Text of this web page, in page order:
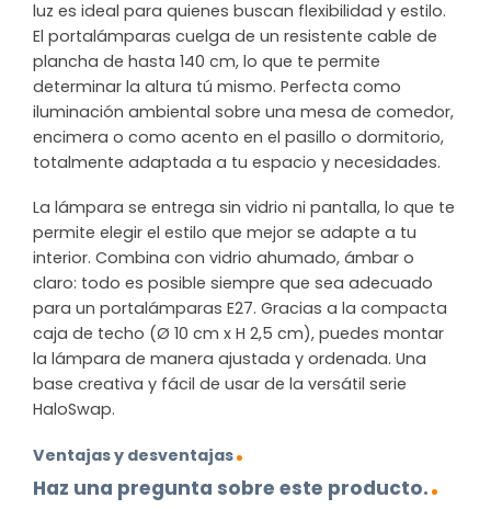
luz es ideal para quienes buscan flexibilidad y estilo.
El portalámparas cuelga de un resistente cable de
plancha de hasta 140 cm, lo que te permite
determinar la altura tú mismo. Perfecta como
iluminación ambiental sobre una mesa de comedor,
encimera o como acento en el pasillo o dormitorio,
totalmente adaptada a tu espacio y necesidades.
La lámpara se entrega sin vidrio ni pantalla, lo que te
permite elegir el estilo que mejor se adapte a tu
interior. Combina con vidrio ahumado, ámbar o
claro: todo es posible siempre que sea adecuado
para un portalámparas E27. Gracias a la compacta
caja de techo (Ø 10 cm x H 2,5 cm), puedes montar
la lámpara de manera ajustada y ordenada. Una
base creativa y fácil de usar de la versátil serie
HaloSwap.
Ventajas y desventajas
Haz una pregunta sobre este producto.